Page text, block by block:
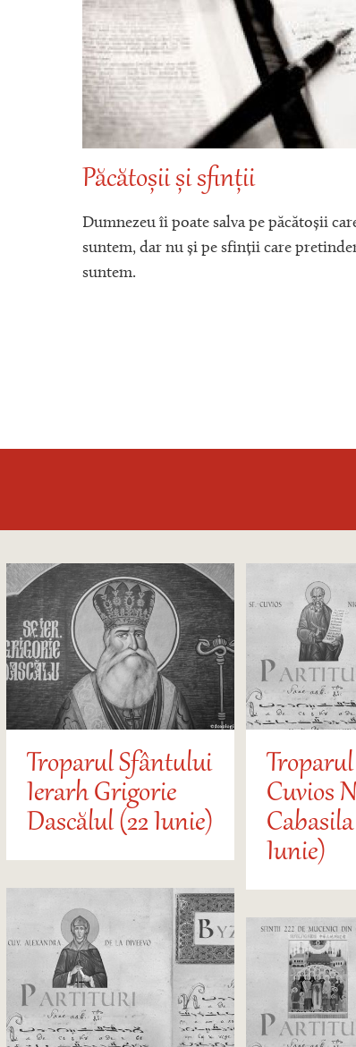
Păcătoșii și sfinții
Dumnezeu îi poate salva pe păcătoșii
suntem, dar nu și pe sfinții care
suntem.
Troparul Sfântului
Ierarh Grigorie
Dascălul (22 Iunie)
Cuvios
Iunie)